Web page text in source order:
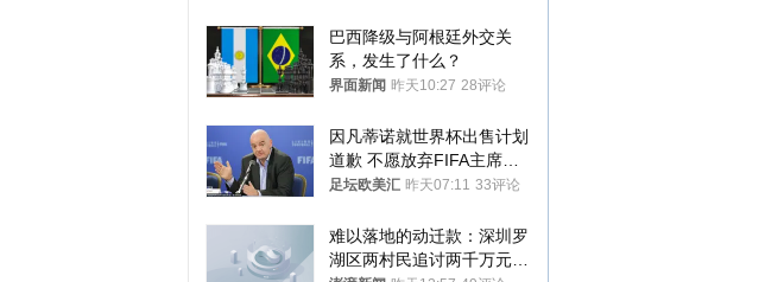
巴西降级与阿根廷外交关
系，发生了什么？
界面新闻 昨天10:27 28评论
因凡蒂诺就世界杯出售计划
道歉 不愿放弃FIFA主席职
位
足坛欧美汇 昨天07:11 33评论
难以落地的动迁款：深圳罗
湖区两村民追讨两千万元动